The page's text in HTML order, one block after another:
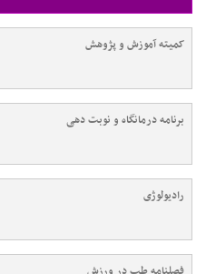
کمیته آموزش و پژوهش
برنامه درمانگاه و نوبت دهی
رادیولوژی